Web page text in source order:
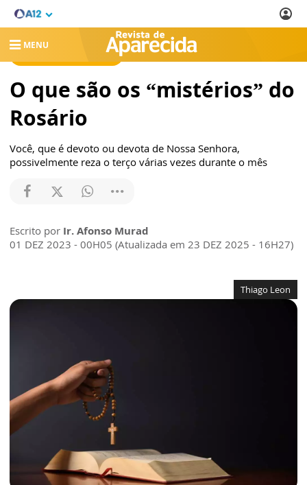
MENU
REVISTA DE APARECIDA
O que são os “mistérios” do
Rosário
Você, que é devoto ou devota de Nossa Senhora,
possivelmente reza o terço várias vezes durante o mês
Escrito por Ir. Afonso Murad
01 DEZ 2023 - 00H05 (Atualizada em 23 DEZ 2025 - 16H27)
Thiago Leon